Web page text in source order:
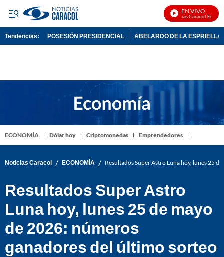
EN VIVO
Noticias Caracol En Vivo
Tendencias: POSESIÓN PRESIDENCIAL ABELARDO DE LA ESPRIELLA
ECONOMÍA Dólar hoy Criptomonedas Emprendedores
Noticias Caracol / ECONOMÍA / Resultados Super Astro Luna hoy, lunes 25
Resultados Super Astro
Luna hoy, lunes 25 de mayo
de 2026: números
ganadores del último sorteo